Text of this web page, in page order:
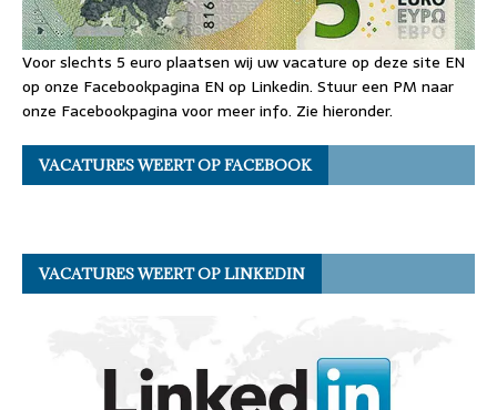
Voor slechts 5 euro plaatsen wij uw vacature op deze site EN
op onze Facebookpagina EN op Linkedin. Stuur een PM naar
onze Facebookpagina voor meer info. Zie hieronder.
VACATURES WEERT OP FACEBOOK
VACATURES WEERT OP LINKEDIN